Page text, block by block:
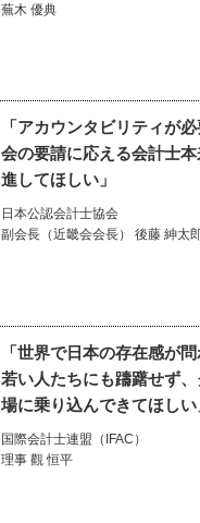
蕪木 優典
「アカウンタビリティが
会の要請に応える会計士
進してほしい」
日本公認会計士協会
副会長（近畿会会長） 後藤 紳太
「世界で日本の存在感が問
若い人たちにも躊躇せず
場に乗り込んできてほしい
国際会計士連盟（IFAC）
理事 觀 恒平